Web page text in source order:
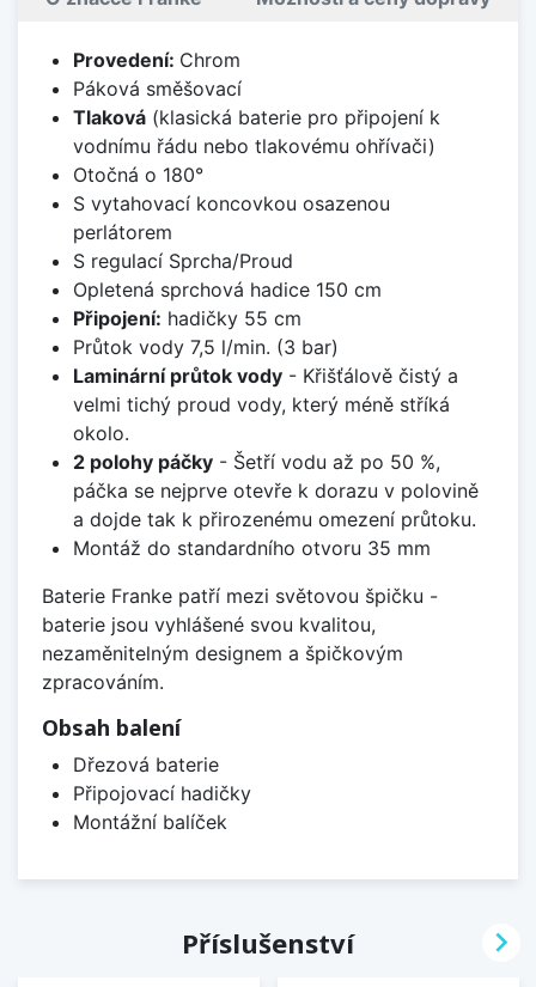
Provedení: Chrom
Páková směšovací
Tlaková(klasická baterie pro připojení k
vodnímu řádu nebo tlakovému ohřívači)
Otočná o 180°
S vytahovací koncovkou osazenou
perlátorem
S regulací Sprcha/Proud
Opletená sprchová hadice 150 cm
Připojení: hadičky 55 cm
Průtok vody 7,5 l/min. (3 bar)
Laminární průtok vody- Křišťálově čistý a
velmi tichý proud vody, který méně stříká
okolo.
2 polohy páčky- Šetří vodu až po 50 %,
páčka se nejprve otevře k dorazu v polovině
a dojde tak k přirozenému omezení průtoku.
Montáž do standardního otvoru 35 mm
Baterie Franke patří mezi světovou špičku -
baterie jsou vyhlášené svou kvalitou,
nezaměnitelným designem a špičkovým
zpracováním.
Obsah balení
Dřezová baterie
Připojovací hadičky
Montážní balíček
Příslušenství 